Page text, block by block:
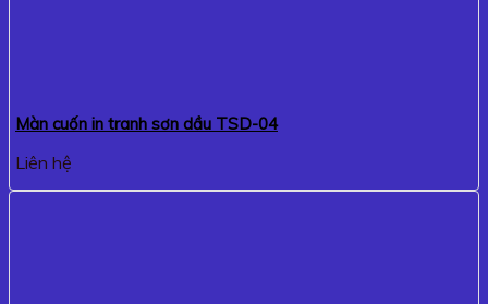
Màn cuốn in tranh sơn dầu TSD-04
Liên hệ